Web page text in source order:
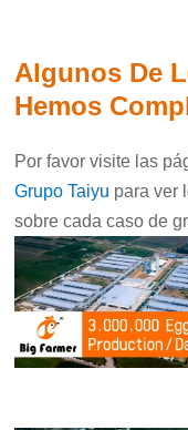
Algunos De
Hemos
Por favor visite las
Grupo Taiyu para ver
sobre cada caso de